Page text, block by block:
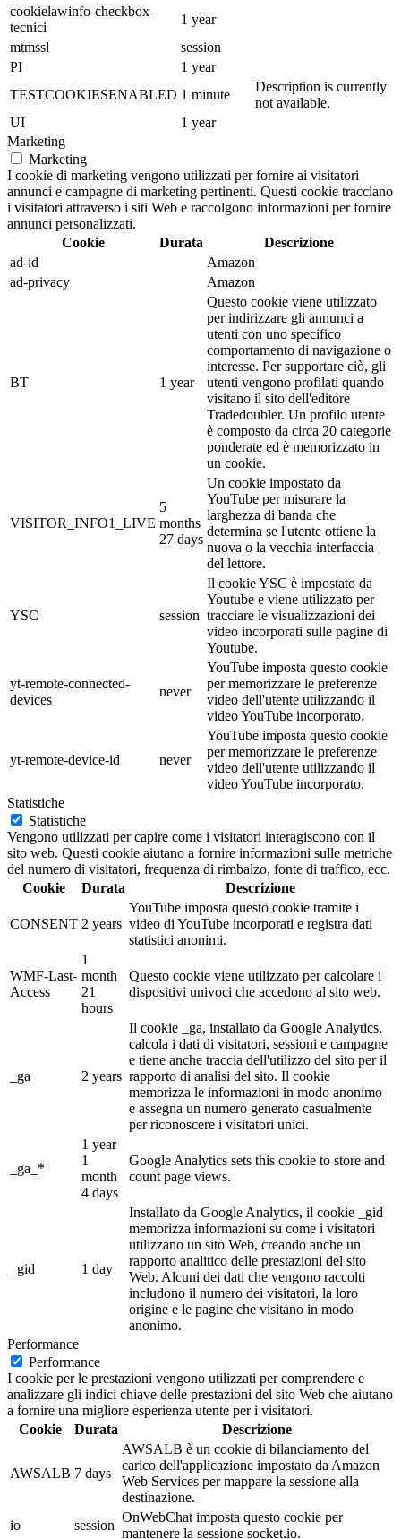
cookielawinfo-checkbox-
tecnici
1 year
mtmssl
session
PI
1 year
TESTCOOKIESENABLED 1 minute
Description is currently
not available.
UI
1 year
Marketing
Marketing
I cookie di marketing vengono utilizzati per fornire ai visitatori
annunci e campagne di marketing pertinenti. Questi cookie tracciano
i visitatori attraverso i siti Web e raccolgono informazioni per fornire
annunci personalizzati.
Cookie
Durata
Descrizione
ad-id
Amazon
ad-privacy
Amazon
BT 1 year
Questo cookie viene utilizzato
per indirizzare gli annunci a
utenti con uno specifico
comportamento di navigazione o
interesse. Per supportare ciò, gli
utenti vengono profilati quando
visitano il sito dell'editore
Tradedoubler. Un profilo utente
è composto da circa 20 categorie
ponderate ed è memorizzato in
un cookie.
VISITOR_INFO1_LIVE
5
months
27 days
Un cookie impostato da
YouTube per misurare la
larghezza di banda che
determina se l'utente ottiene la
nuova o la vecchia interfaccia
del lettore.
YSC session
Il cookie YSC è impostato da
Youtube e viene utilizzato per
tracciare le visualizzazioni dei
video incorporati sulle pagine di
Youtube.
yt-remote-connected-
devices
never
YouTube imposta questo cookie
per memorizzare le preferenze
video dell'utente utilizzando il
video YouTube incorporato.
yt-remote-device-id never
YouTube imposta questo cookie
per memorizzare le preferenze
video dell'utente utilizzando il
video YouTube incorporato.
Statistiche
Statistiche
Vengono utilizzati per capire come i visitatori interagiscono con il
sito web. Questi cookie aiutano a fornire informazioni sulle metriche
del numero di visitatori, frequenza di rimbalzo, fonte di traffico, ecc.
Cookie
Durata Descrizione
CONSENT 2 years
YouTube imposta questo cookie tramite i
video di YouTube incorporati e registra dati
statistici anonimi.
WMF-Last-
Access
1
month
21
hours
Questo cookie viene utilizzato per calcolare i
dispositivi univoci che accedono al sito web.
_ga 2 years
Il cookie _ga, installato da Google Analytics,
calcola i dati di visitatori, sessioni e campagne
e tiene anche traccia dell'utilizzo del sito per il
rapporto di analisi del sito. Il cookie
memorizza le informazioni in modo anonimo
e assegna un numero generato casualmente
per riconoscere i visitatori unici.
_ga_*
1 year
1
month
4 days
Google Analytics sets this cookie to store and
count page views.
_gid 1 day
Installato da Google Analytics, il cookie _gid
memorizza informazioni su come i visitatori
utilizzano un sito Web, creando anche un
rapporto analitico delle prestazioni del sito
Web. Alcuni dei dati che vengono raccolti
includono il numero dei visitatori, la loro
origine e le pagine che visitano in modo
anonimo.
Performance
Performance
I cookie per le prestazioni vengono utilizzati per comprendere e
analizzare gli indici chiave delle prestazioni del sito Web che aiutano
a fornire una migliore esperienza utente per i visitatori.
Cookie
Durata Descrizione
AWSALB 7 days
AWSALB è un cookie di bilanciamento del
carico dell'applicazione impostato da Amazon
Web Services per mappare la sessione alla
destinazione.
io
session
OnWebChat imposta questo cookie per
mantenere la sessione socket.io.